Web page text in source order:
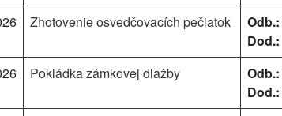
Zhotovenie osvedčovacích pečiatok Odb.:
Dod.:
Pokládka zámkovej dlažby Odb.:
Dod.: